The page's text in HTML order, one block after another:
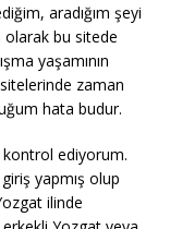
aradığım şeyi
olarak bu sitede
yaşamının
zaman
hata budur.
kontrol ediyorum.
yapmış olup
ilinde